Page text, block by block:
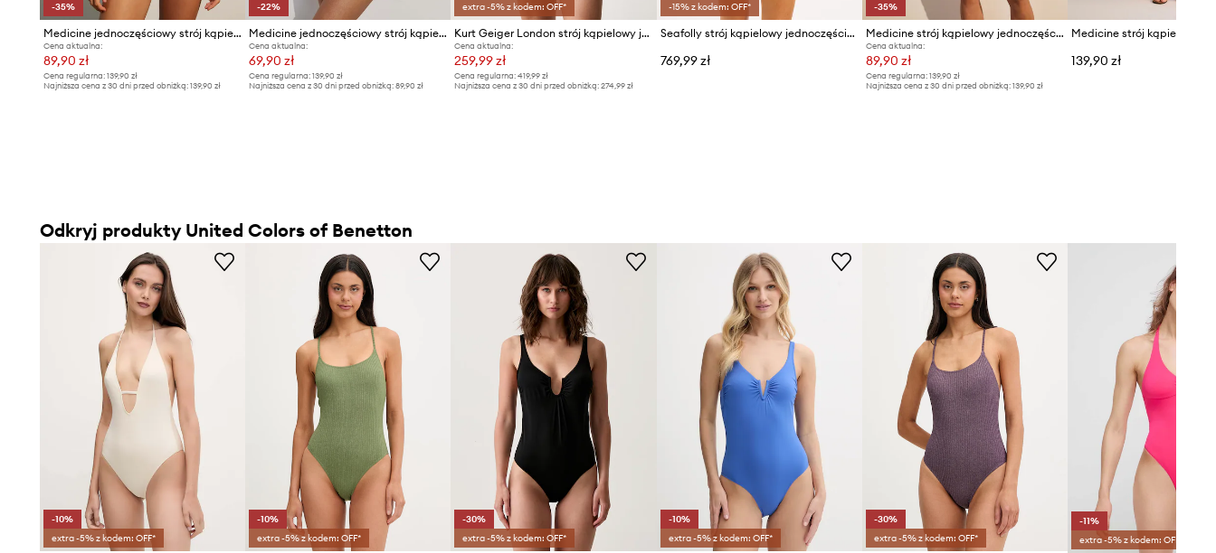
-35%
Medicine jednoczęściowy strój kąpielowy
Cena aktualna:
89,90 zł
Cena regularna: 139,90 zł
Najniższa cena z 30 dni przed obniżką: 139,90 zł
-22%
Medicine jednoczęściowy strój kąpielowy
Cena aktualna:
69,90 zł
Cena regularna:139,90 zł
Najniższa cena z 30 dni przed obniżką:89,90 zł
extra -5% z kodem: OFF*
Kurt Geiger London strój kąpielowy jednoczęściowy damski
Cena aktualna:
259,99 zł
Cena regularna: 419,99 zł
Najniższa cena z 30 dni przed obniżką: 274,99 zł
-15% z kodem: OFF*
Seafolly strój kąpielowy jednoczęściowy damski Zip Front
769,99 zł
-35%
Medicine strój kąpielowy jednoczęściowy damski
Cena aktualna:
89,90 zł
Cena regularna:139,90 zł
Najniższa cena z 30 dni przed obniżką:139,90 zł
139,90 zł
Odkryj produkty United Colors of Benetton
-10%
extra -5% z kodem: OFF*
-10%
extra -5% z kodem: OFF*
-30%
extra -5% z kodem: OFF*
-10%
extra -5% z kodem: OFF*
-30%
extra -5% z kodem: OFF*
-11%
extra -5% z kodem: OFF*